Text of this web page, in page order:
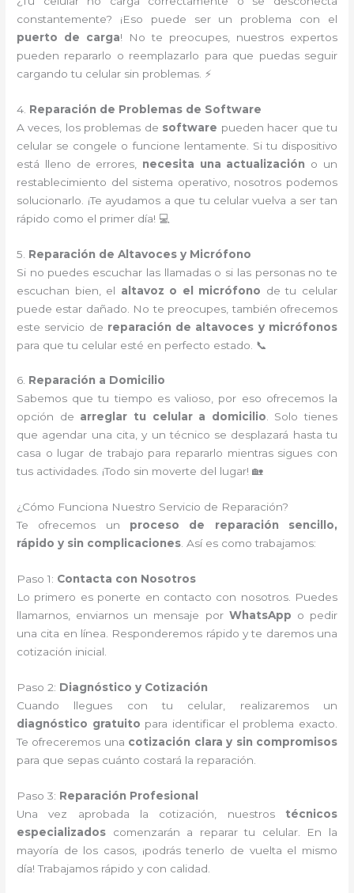
constantemente? ¡Eso puede ser un problema con el
puerto de carga! No te preocupes, nuestros expertos
pueden repararlo o reemplazarlo para que puedas seguir
cargando tu celular sin problemas. ⚡
4. Reparación de Problemas de Software
A veces, los problemas de software pueden hacer que tu
celular se congele o funcione lentamente. Si tu dispositivo
está lleno de errores, necesita una actualización o un
restablecimiento del sistema operativo, nosotros podemos
solucionarlo. ¡Te ayudamos a que tu celular vuelva a ser tan
rápido como el primer día! 💻
5. Reparación de Altavoces y Micrófono
Si no puedes escuchar las llamadas o si las personas no te
escuchan bien, el altavoz o el micrófono de tu celular
puede estar dañado. No te preocupes, también ofrecemos
este servicio de reparación de altavoces y micrófonos
para que tu celular esté en perfecto estado. 📞
6. Reparación a Domicilio
Sabemos que tu tiempo es valioso, por eso ofrecemos la
opción de arreglar tu celular a domicilio. Solo tienes
que agendar una cita, y un técnico se desplazará hasta tu
casa o lugar de trabajo para repararlo mientras sigues con
tus actividades. ¡Todo sin moverte del lugar! 🏡
¿Cómo Funciona Nuestro Servicio de Reparación?
Te ofrecemos un proceso de reparación sencillo,
rápido y sin complicaciones. Así es como trabajamos:
Paso 1: Contacta con Nosotros
Lo primero es ponerte en contacto con nosotros. Puedes
llamarnos, enviarnos un mensaje por WhatsApp o pedir
una cita en línea. Responderemos rápido y te daremos una
cotización inicial.
Paso 2: Diagnóstico y Cotización
Cuando llegues con tu celular, realizaremos un
diagnóstico gratuito para identificar el problema exacto.
Te ofreceremos una cotización clara y sin compromisos
para que sepas cuánto costará la reparación.
Paso 3: Reparación Profesional
Una vez aprobada la cotización, nuestros técnicos
especializados comenzarán a reparar tu celular. En la
mayoría de los casos, ¡podrás tenerlo de vuelta el mismo
día! Trabajamos rápido y con calidad.